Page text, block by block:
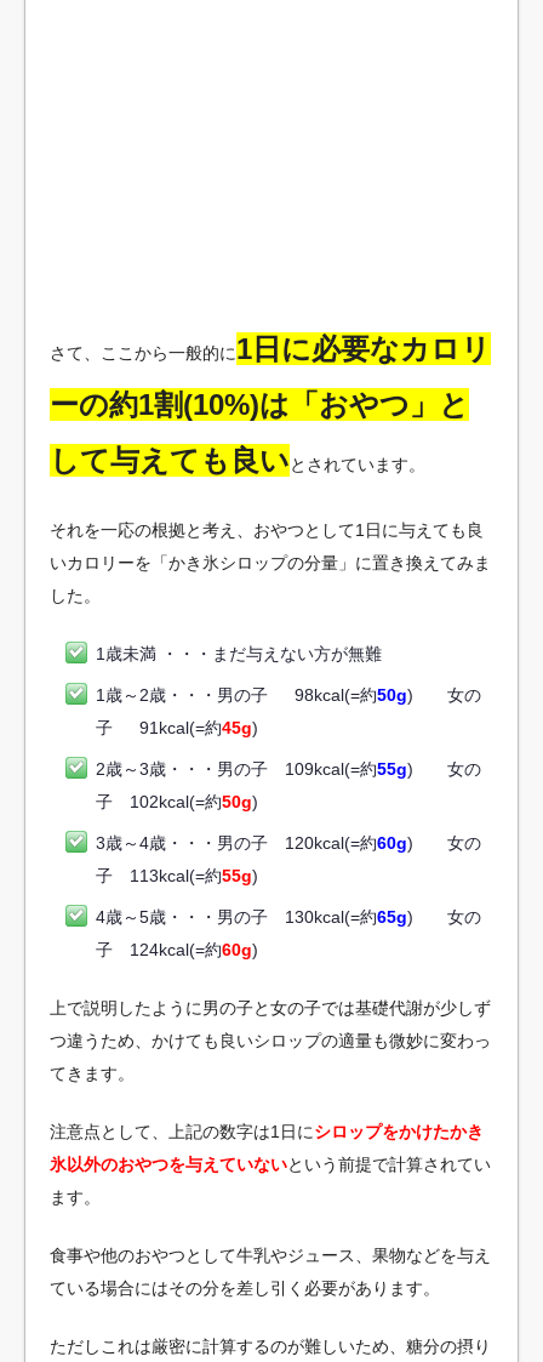
さて、ここから一般的に1日に必要なカロリ
ーの約1割(10%)は「おやつ」と
して与えても良いとされています。
それを一応の根拠と考え、おやつとして1日に与えても良
いカロリーを「かき氷シロップの分量」に置き換えてみま
した。
1歳未満 ・・・まだ与えない方が無難
1歳～2歳・・・男の子 98kcal(=約50g) 女の
子 91kcal(=約45g)
2歳～3歳・・・男の子 109kcal(=約55g) 女の
子 102kcal(=約50g)
3歳～4歳・・・男の子 120kcal(=約60g) 女の
子 113kcal(=約55g)
4歳～5歳・・・男の子 130kcal(=約65g) 女の
子 124kcal(=約60g)
上で説明したように男の子と女の子では基礎代謝が少しず
つ違うため、かけても良いシロップの適量も微妙に変わっ
てきます。
注意点として、上記の数字は1日にシロップをかけたかき
氷以外のおやつを与えていないという前提で計算されてい
ます。
食事や他のおやつとして牛乳やジュース、果物などを与え
ている場合にはその分を差し引く必要があります。
ただしこれは厳密に計算するのが難しいため、糖分の摂り